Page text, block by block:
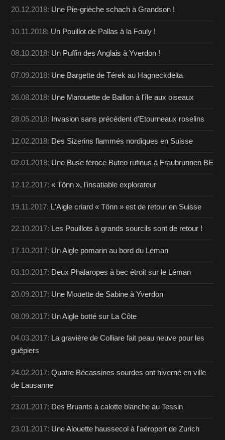
20.12.2018: Une Pie-grièche schach à Grandson !
10.11.2018: Un Pouillot de Pallas à la Fouly !
08.10.2018: Un Puffin des Anglais à Yverdon !
07.09.2018: Une Bargette de Térek au Hagneckdelta
26.08.2018: Une Marouette de Baillon à l'île aux oiseaux
28.05.2018: Invasion sans précédent d'Etourneaux roselins
12.02.2018: Des Sizerins flammés nordiques en Suisse
02.01.2018: Une Buse féroce Buteo rufinus à Fraubrunnen BE
12.12.2017:« Tönn », l'insatiable explorateur
19.11.2017: L'Aigle criard « Tönn » est de retour en Suisse
22.10.2017: Les Pouillots à grands sourcils sont de retour !
17.10.2017: Un Aigle pomarin au bord du Léman
03.10.2017: Deux Phalaropes à bec étroit sur le Léman
20.09.2017: Une Mouette de Sabine à Yverdon
08.09.2017: Un Aigle botté sur La Côte
04.03.2017: La gravière de Colliare fait peau neuve pour les
guêpiers
24.02.2017:Quatre Bécassines sourdes ont hiverné en ville
de Lausanne
23.01.2017: Des Bruants à calotte blanche au Tessin
23.01.2017: Une Alouette haussecol à l'aéroport de Zurich